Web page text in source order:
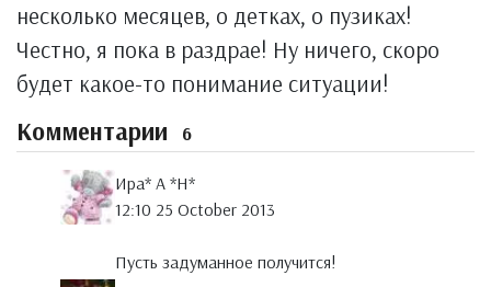
несколько месяцев, о детках, о пузиках!
Честно, я пока в раздрае! Ну ничего, скоро
будет какое-то понимание ситуации!
Комментарии 6
Ира* А *Н*
12:10 25 October 2013
Пусть задуманное получится!